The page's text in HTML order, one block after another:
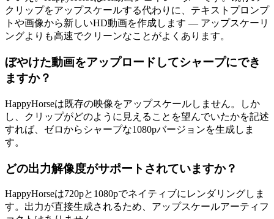
クリップをアップスケールする代わりに、テキストプロンプ
トや画像から新しいHD動画を作成します — アップスケーリ
ングよりも高速でクリーンなことがよくあります。
ぼやけた動画をアップロードしてシャープにでき
ますか？
HappyHorseは既存の映像をアップスケールしません。しか
し、クリップがどのように見えることを望んでいたかを記述
すれば、ゼロからシャープな1080pバージョンを生成しま
す。
どの出力解像度がサポートされていますか？
HappyHorseは720pと1080pでネイティブにレンダリングしま
す。出力が直接生成されるため、アップスケールアーティフ